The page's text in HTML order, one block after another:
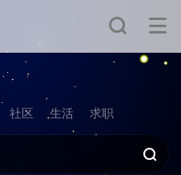
社区 生活 求职